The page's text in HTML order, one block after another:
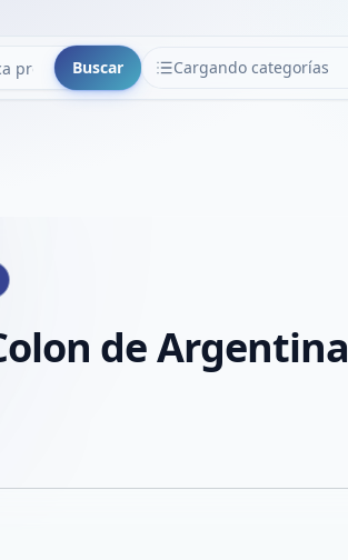
Buscar Cargando categorías
CATEGORÍAS
de Argentina